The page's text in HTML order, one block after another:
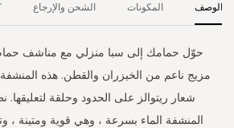
الوصف
حوّل حمامك إلى سبا منزلي مع مناشف
مزيج ناعم من الخيزران والقطن. هذه المنشفة
شعار ريتوالز على الحدود وحلقة لتعليقها.
المنشفة الماء بسرعة ، وهي قوية ومتينة ،
المكونات الشحن والإرجاع